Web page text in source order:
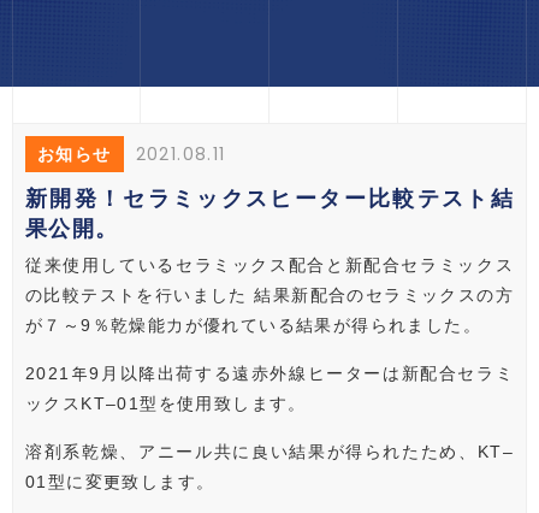
お知らせ
2021.08.11
新開発！セラミックスヒーター比較テスト結
果公開。
従来使用しているセラミックス配合と新配合セラミックス
の比較テストを行いました 結果新配合のセラミックスの方
が７～9％乾燥能力が優れている結果が得られました。
2021年9月以降出荷する遠赤外線ヒーターは新配合セラミ
ックスKT‒01型を使用致します。
溶剤系乾燥、アニール共に良い結果が得られたため、KT‒
01型に変更致します。